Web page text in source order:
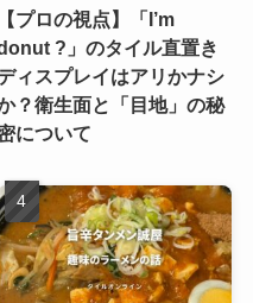
【プロの視点】「I’m
?」のタイル直置き
ィスプレイはアリかナシ
？衛生面と「目地」の秘
について